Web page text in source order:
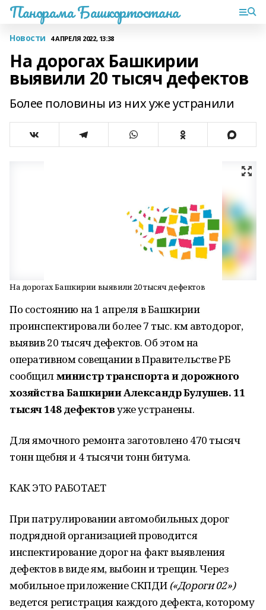
Панорама Башкортостана
Новости 4 АПРЕЛЯ 2022, 13:38
На дорогах Башкирии
выявили 20 тысяч дефектов
Более половины из них уже устранили
На дорогах Башкирии выявили 20 тысяч дефектов
По состоянию на 1 апреля в Башкирии
проинспектировали более 7 тыс. км автодорог,
выявив 20 тысяч дефектов. Об этом на
оперативном совещании в Правительстве РБ
сообщилминистр транспорта и дорожного
хозяйства Башкирии Александр Булушев. 11
тысяч 148 дефектовуже устранены.
Для ямочного ремонта заготовлено 470 тысяч
тонн щебня и 4 тысячи тонн битума.
КАК ЭТО РАБОТАЕТ
При патрулировании автомобильных дорог
подрядной организацией проводится
инспектирование дорог на факт выявления
дефектов в виде ям, выбоин и трещин. Через
мобильное приложение СКПДИ («Дороги 02»)
ведется регистрация каждого дефекта, которому